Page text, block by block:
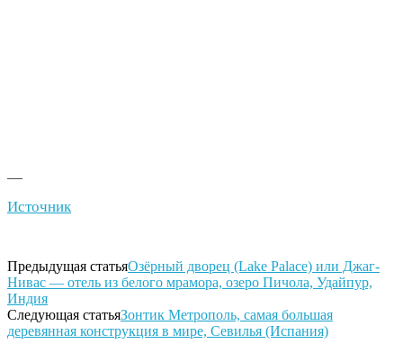
—
Источник
Предыдущая статьяОзёрный дворец (Lake Palace) или Джаг-
Нивас — отель из белого мрамора, озеро Пичола, Удайпур,
Индия
Следующая статьяЗонтик Метрополь, самая большая
деревянная конструкция в мире, Севилья (Испания)